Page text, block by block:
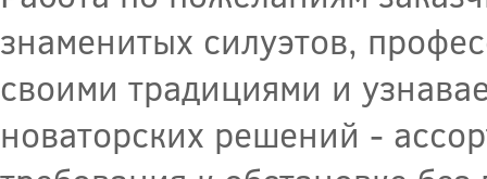
знаменитых силуэтов,
своими традициями и
новаторских решений -